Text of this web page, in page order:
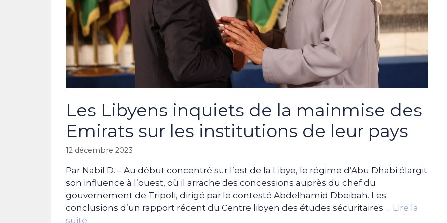
Les Libyens inquiets de la mainmise des
Emirats sur les institutions de leur pays
12 décembre 2023
Par Nabil D. – Au début concentré sur l’est de la Libye, le régime d’Abu Dhabi élargit
son influence à l’ouest, où il arrache des concessions auprès du chef du
gouvernement de Tripoli, dirigé par le contesté Abdelhamid Dbeibah. Les
conclusions d’un rapport récent du Centre libyen des études sécuritaires … Lire la
suite